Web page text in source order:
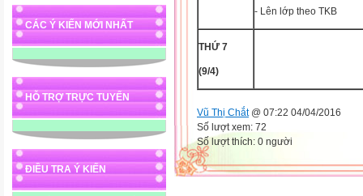
CÁC Ý KIẾN MỚI NHẤT
HỖ TRỢ TRỰC TUYẾN
ĐIỀU TRA Ý KIẾN
- Lên lớp theo TKB
THỨ 7
(9/4)
Vũ Thị Chắt@ 07:22 04/04/2016
Số lượt xem: 72
Số lượt thích: 0 người